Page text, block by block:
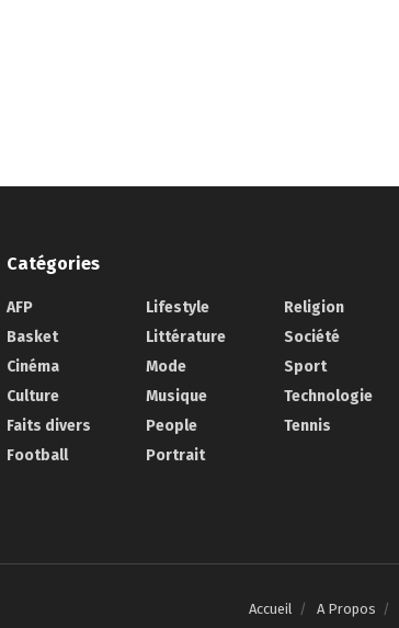
Catégories
AFP
Basket
Cinéma
Culture
Faits divers
Football
Lifestyle
Littérature
Mode
Musique
People
Portrait
Religion
Société
Sport
Technologie
Tennis
Accueil A Propos